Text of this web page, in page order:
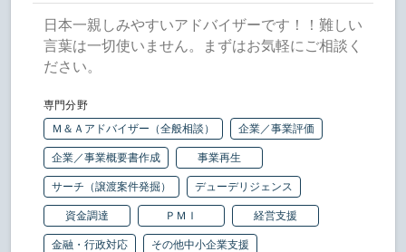
日本一親しみやすいアドバイザーです！！難しい
言葉は一切使いません。まずはお気軽にご相談く
ださい。
専門分野
Ｍ＆Ａアドバイザー（全般相談）
企業／事業評価
企業／事業概要書作成 事業再生
サーチ（譲渡案件発掘） デューデリジェンス
資金調達 ＰＭＩ 経営支援
金融・行政対応 その他中小企業支援